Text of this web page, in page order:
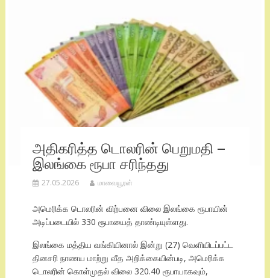
அதிகரித்த டொலரின் பெறுமதி –
இலங்கை ரூபா சரிந்தது
27.05.2026 மாவையூரன்
அமெரிக்க டொலரின் விற்பனை விலை இலங்கை ரூபாயின்
அடிப்படையில் 330 ரூபாயைத் தாண்டியுள்ளது.
இலங்கை மத்திய வங்கியினால் இன்று (27) வெளியிடப்பட்ட
தினசரி நாணய மாற்று வீத அறிக்கையின்படி, அமெரிக்க
டொலரின் கொள்முதல் விலை 320.40 ரூபாயாகவும்,